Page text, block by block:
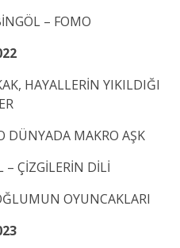
– FOMO
HAYALLERİN YIKILDIĞI
DÜNYADA MAKRO AŞK
– ÇİZGİLERİN DİLİ
OYUNCAKLARI